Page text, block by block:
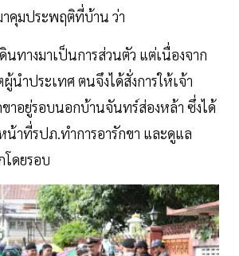
คุมประพฤติที่บ้าน ว่า
นทางมาเป็นการส่วนตัว แต่เนื่องจาก
นำประเทศ ตนจึงได้สั่งการให้เจ้า
าอยู่รอบนอกบ้านจันทร์ส่องหล้า ซึ่งได้
น้าที่รปภ.ทำการอารักขา และดูแล
โดยรอบ